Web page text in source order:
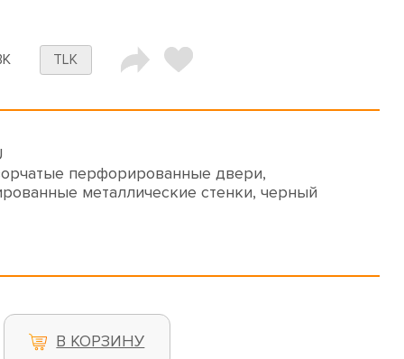
TLK
перфорированные двери,
металлические стенки, черный
В КОРЗИНУ